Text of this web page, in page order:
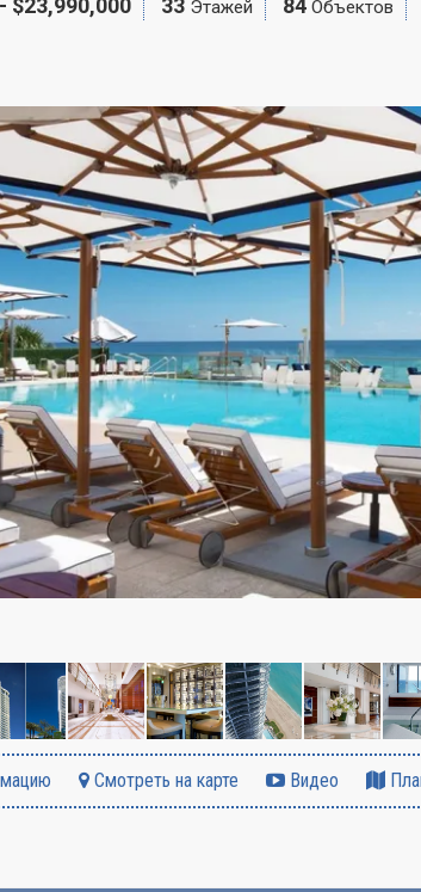
$23,990,000 33 Этажей 84 Объектов
Смотреть на карте Видео